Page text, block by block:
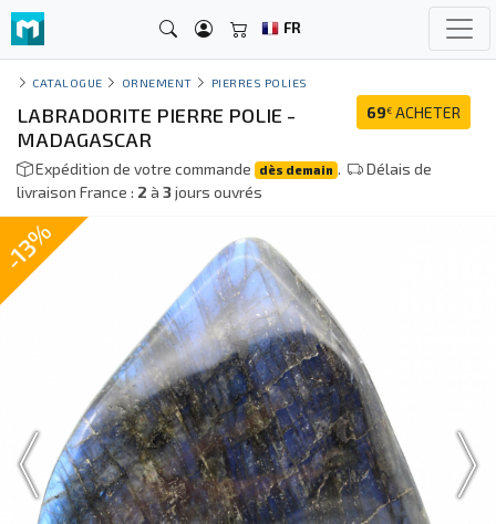
FR
CATALOGUE ORNEMENT PIERRES POLIES
69€ ACHETER
LABRADORITE PIERRE POLIE -
MADAGASCAR
Expédition de votre commande dès demain .
Délais de
livraison France : 2 à 3jours ouvrés